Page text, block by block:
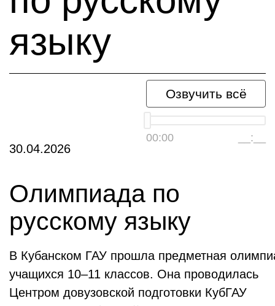
языку
Озвучить всё
00:00 __:__
30.04.2026
Олимпиада по
русскому языку
В Кубанском ГАУ прошла предметная
учащихся 10–11 классов. Она проводилась
Центром довузовской подготовки КубГАУ